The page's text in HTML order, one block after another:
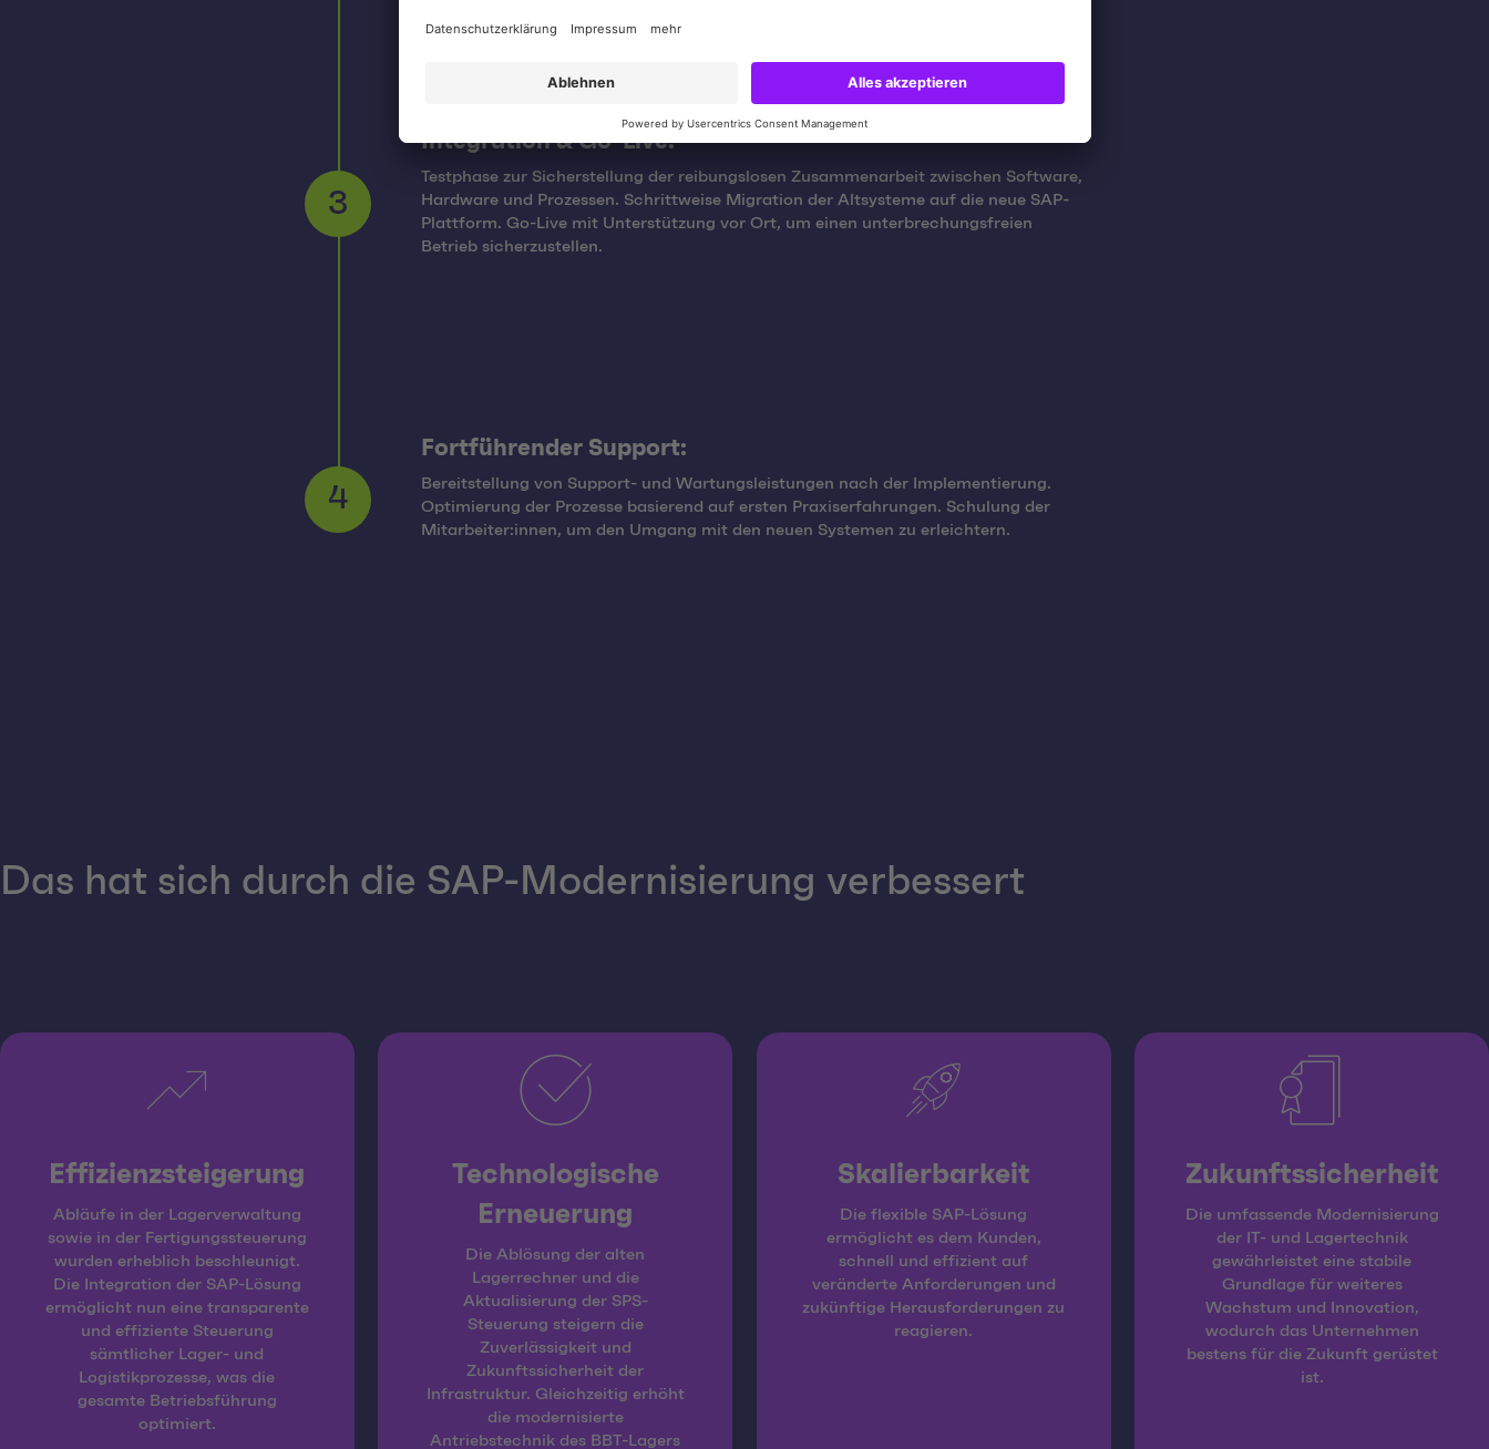
Integration & Go-Live:
Testphase zur Sicherstellung der reibungslosen Zusammenarbeit zwischen Software,
Hardware und Prozessen. Schrittweise Migration der Altsysteme auf die neue SAP-
Plattform. Go-Live mit Unterstützung vor Ort, um einen unterbrechungsfreien
Betrieb sicherzustellen.
Fortführender Support:
Bereitstellung von Support- und Wartungsleistungen nach der Implementierung.
Optimierung der Prozesse basierend auf ersten Praxiserfahrungen. Schulung der
Mitarbeiter:innen, um den Umgang mit den neuen Systemen zu erleichtern.
Das hat sich durch die SAP-Modernisierung verbessert
Effizienzsteigerung
Abläufe in der Lagerverwaltung
sowie in der Fertigungssteuerung
wurden erheblich beschleunigt.
Die Integration der SAP-Lösung
ermöglicht nun eine transparente
und effiziente Steuerung
sämtlicher Lager- und
Logistikprozesse, was die
gesamte Betriebsführung
optimiert.
Technologische
Erneuerung
Die Ablösung der alten
Lagerrechner und die
Aktualisierung der SPS-
Steuerung steigern die
Zuverlässigkeit und
Zukunftssicherheit der
Infrastruktur. Gleichzeitig erhöht
die modernisierte
Antriebstechnik des BBT-Lagers
Skalierbarkeit
Die flexible SAP-Lösung
ermöglicht es dem Kunden,
schnell und effizient auf
veränderte Anforderungen und
zukünftige Herausforderungen zu
reagieren.
Zukunftssicherheit
Die umfassende Modernisierung
der IT- und Lagertechnik
gewährleistet eine stabile
Grundlage für weiteres
Wachstum und Innovation,
wodurch das Unternehmen
bestens für die Zukunft gerüstet
ist.